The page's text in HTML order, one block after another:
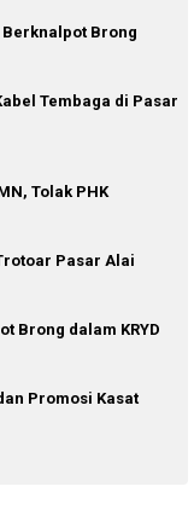
Brong
Tembaga di Pasar
Tolak PHK
Pasar Alai
Brong dalam KRYD
Promosi Kasat